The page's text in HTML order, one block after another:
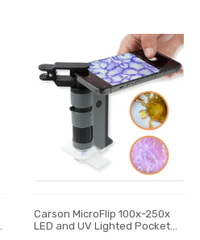
Carson MicroFlip 100x-250x
LED and UV Lighted Pocket